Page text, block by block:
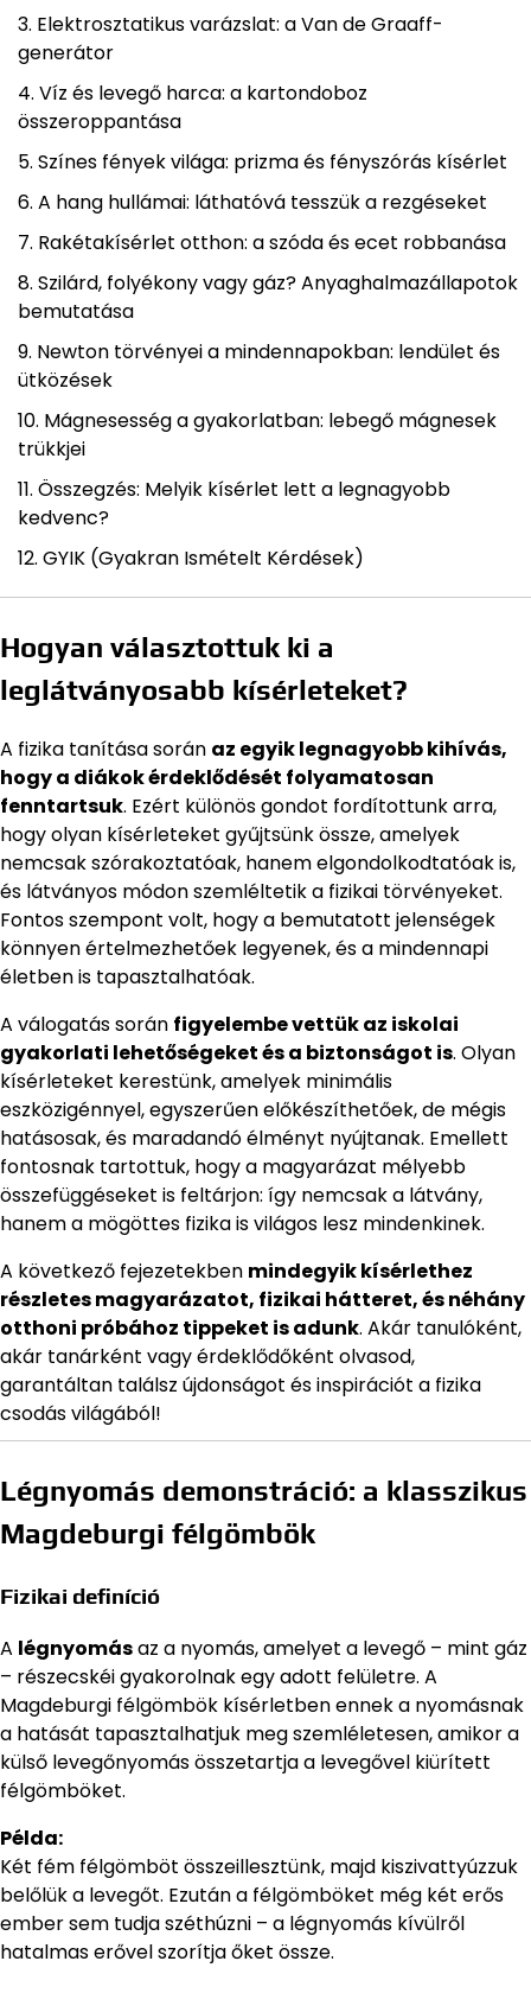
Elektrosztatikus varázslat: a Van de Graaff-
generátor
Víz és levegő harca: a kartondoboz
összeroppantása
Színes fények világa: prizma és fényszórás kísérlet
A hang hullámai: láthatóvá tesszük a rezgéseket
Rakétakísérlet otthon: a szóda és ecet robbanása
Szilárd, folyékony vagy gáz? Anyaghalmazállapotok
bemutatása
Newton törvényei a mindennapokban: lendület és
ütközések
Mágnesesség a gyakorlatban: lebegő mágnesek
trükkjei
Összegzés: Melyik kísérlet lett a legnagyobb
kedvenc?
GYIK (Gyakran Ismételt Kérdések)
Hogyan választottuk ki a
leglátványosabb kísérleteket?
A fizika tanítása során az egyik legnagyobb kihívás,
hogy a diákok érdeklődését folyamatosan
fenntartsuk. Ezért különös gondot fordítottunk arra,
hogy olyan kísérleteket gyűjtsünk össze, amelyek
nemcsak szórakoztatóak, hanem elgondolkodtatóak is,
és látványos módon szemléltetik a fizikai törvényeket.
Fontos szempont volt, hogy a bemutatott jelenségek
könnyen értelmezhetőek legyenek, és a mindennapi
életben is tapasztalhatóak.
A válogatás során figyelembe vettük az iskolai
gyakorlati lehetőségeket és a biztonságot is. Olyan
kísérleteket kerestünk, amelyek minimális
eszközigénnyel, egyszerűen előkészíthetőek, de mégis
hatásosak, és maradandó élményt nyújtanak. Emellett
fontosnak tartottuk, hogy a magyarázat mélyebb
összefüggéseket is feltárjon: így nemcsak a látvány,
hanem a mögöttes fizika is világos lesz mindenkinek.
A következő fejezetekben mindegyik kísérlethez
részletes magyarázatot, fizikai hátteret, és néhány
otthoni próbához tippeket is adunk. Akár tanulóként,
akár tanárként vagy érdeklődőként olvasod,
garantáltan találsz újdonságot és inspirációt a fizika
csodás világából!
Légnyomás demonstráció: a klasszikus
Magdeburgi félgömbök
Fizikai definíció
A légnyomásaz a nyomás, amelyet a levegő – mint gáz
– részecskéi gyakorolnak egy adott felületre. A
Magdeburgi félgömbök kísérletben ennek a nyomásnak
a hatását tapasztalhatjuk meg szemléletesen, amikor a
külső levegőnyomás összetartja a levegővel kiürített
félgömböket.
Példa:
Két fém félgömböt összeillesztünk, majd kiszivattyúzzuk
belőlük a levegőt. Ezután a félgömböket még két erős
ember sem tudja széthúzni – a légnyomás kívülről
hatalmas erővel szorítja őket össze.